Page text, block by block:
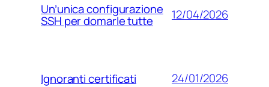
Un’unica configurazione
SSH per domarle tutte 12/04/2026
Ignoranti certificati 24/01/2026